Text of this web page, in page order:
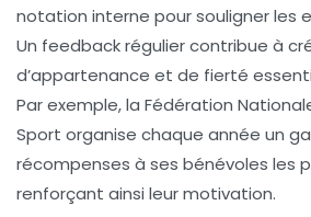
notation interne pour souligner les
Un feedback régulier contribue à
d’appartenance et de fierté
Par exemple, la Fédération
Sport organise chaque année un
récompenses à ses bénévoles les
renforçant ainsi leur motivation.